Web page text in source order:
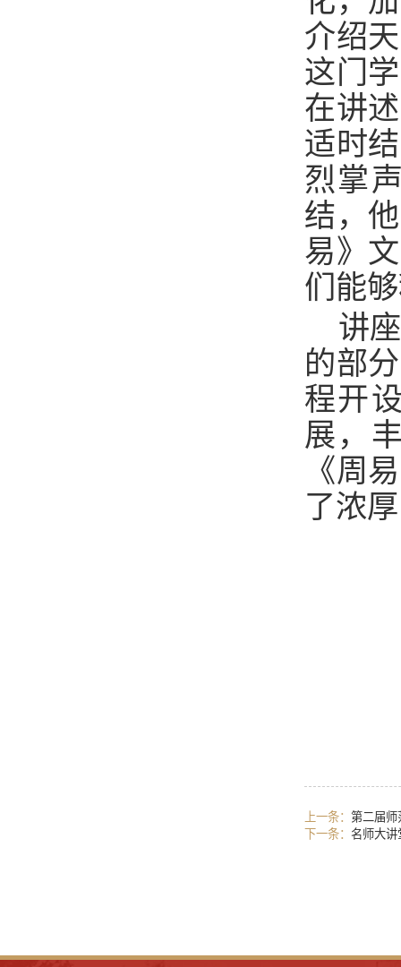
介绍
这门
在讲
适时
烈掌
结，
易》
们能
讲
的部
程开
展，
《周
了浓
上一条： 第二届师
下一条： 名师大